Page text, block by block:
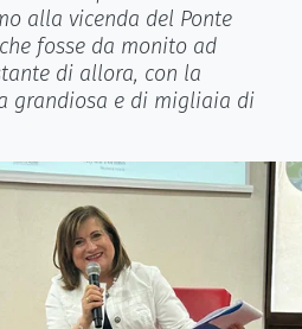
alla vicenda del Ponte
fosse da monito ad
di allora, con la
grandiosa e di migliaia di